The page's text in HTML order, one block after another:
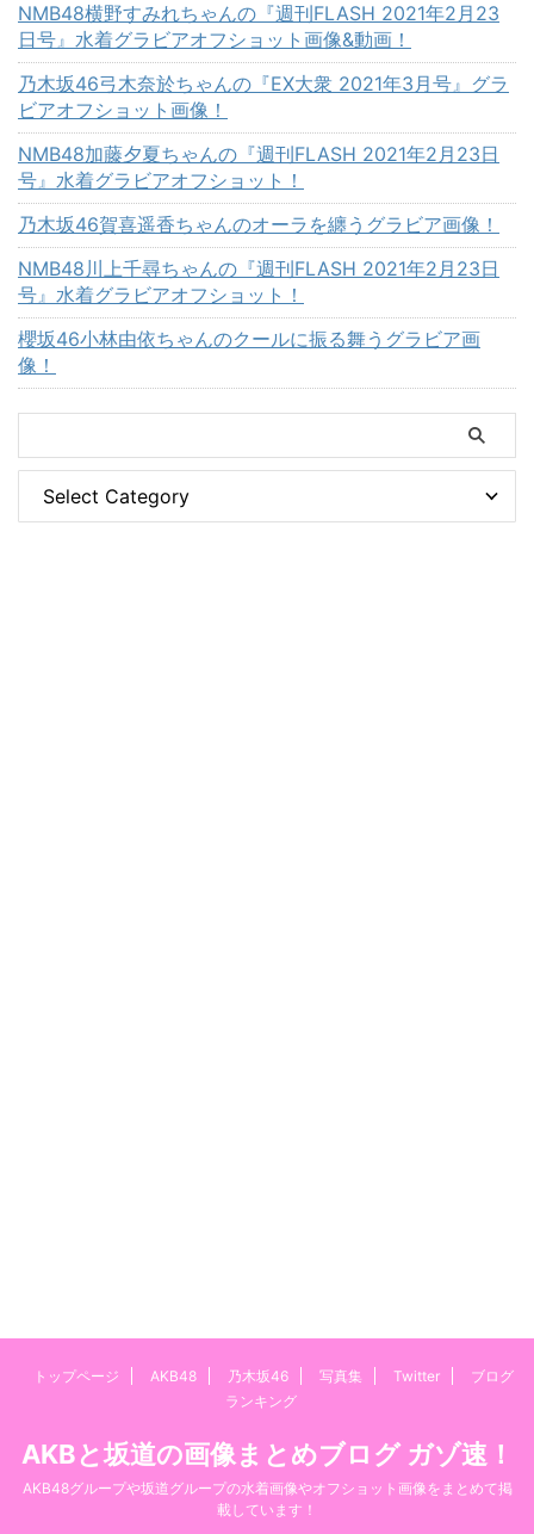
NMB48横野すみれちゃんの『週刊FLASH 2021年2月23
日号』水着グラビアオフショット画像&動画！
乃木坂46弓木奈於ちゃんの『EX大衆 2021年3月号』グラ
ビアオフショット画像！
NMB48加藤夕夏ちゃんの『週刊FLASH 2021年2月23日
号』水着グラビアオフショット！
乃木坂46賀喜遥香ちゃんのオーラを纏うグラビア画像！
NMB48川上千尋ちゃんの『週刊FLASH 2021年2月23日
号』水着グラビアオフショット！
櫻坂46小林由依ちゃんのクールに振る舞うグラビア画
像！
トップページ AKB48 乃木坂46 写真集 Twitter
ブログ
ランキング
AKBと坂道の画像まとめブログ ガゾ速！
AKB48グループや坂道グループの水着画像やオフショット画像をまとめて掲
載しています！